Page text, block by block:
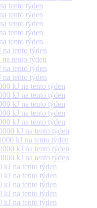
tento týden
tento týden
tento týden
tento týden
tento týden
tento týden
tento týden
tento týden
tento týden
kJ na tento týden
kJ na tento týden
kJ na tento týden
kJ na tento týden
kJ na tento týden
kJ na tento týden
kJ na tento týden
kJ na tento týden
kJ na tento týden
na tento týden
na tento týden
na tento týden
na tento týden
na tento týden